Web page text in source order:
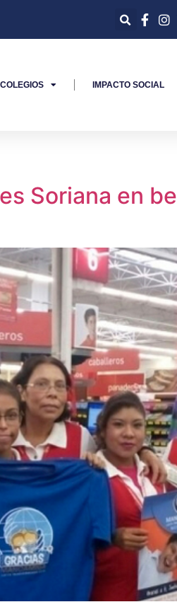
COLEGIOS IMPACTO SOCIAL
Soriana en